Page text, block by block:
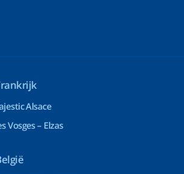
Alsace
Vosges – Elzas